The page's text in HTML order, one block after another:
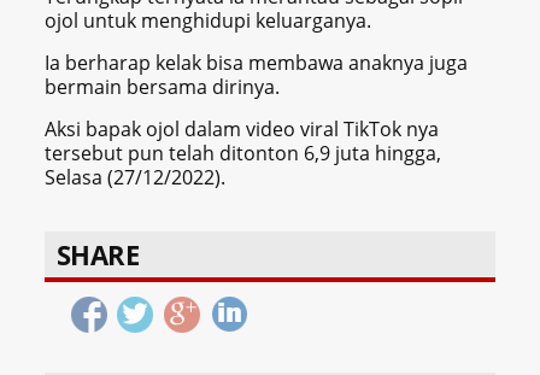
ojol untuk menghidupi keluarganya.
Ia berharap kelak bisa membawa anaknya juga
bermain bersama dirinya.
Aksi bapak ojol dalam video viral TikTok nya
tersebut pun telah ditonton 6,9 juta hingga,
Selasa (27/12/2022).
SHARE